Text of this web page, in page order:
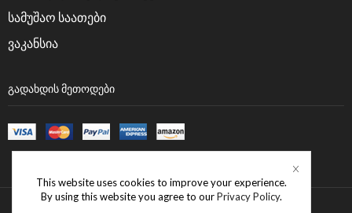
სამუშაო საათები
ვაკანსია
ᲒᲐᲓᲐᲮᲓᲘᲡ ᲛᲔᲗᲝᲓᲔᲑᲘ
This website uses cookies to improve your experience.
By using this website you agree to ourPrivacy Policy.